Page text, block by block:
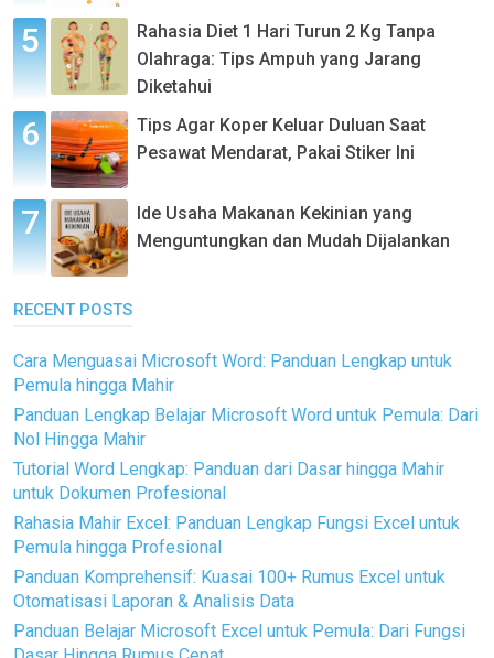
Rahasia Diet 1 Hari Turun 2 Kg Tanpa
Olahraga: Tips Ampuh yang Jarang
Diketahui
Tips Agar Koper Keluar Duluan Saat
Pesawat Mendarat, Pakai Stiker Ini
Ide Usaha Makanan Kekinian yang
Menguntungkan dan Mudah Dijalankan
RECENT POSTS
Cara Menguasai Microsoft Word: Panduan Lengkap untuk
Pemula hingga Mahir
Panduan Lengkap Belajar Microsoft Word untuk Pemula: Dari
Nol Hingga Mahir
Tutorial Word Lengkap: Panduan dari Dasar hingga Mahir
untuk Dokumen Profesional
Rahasia Mahir Excel: Panduan Lengkap Fungsi Excel untuk
Pemula hingga Profesional
Panduan Komprehensif: Kuasai 100+ Rumus Excel untuk
Otomatisasi Laporan & Analisis Data
Panduan Belajar Microsoft Excel untuk Pemula: Dari Fungsi